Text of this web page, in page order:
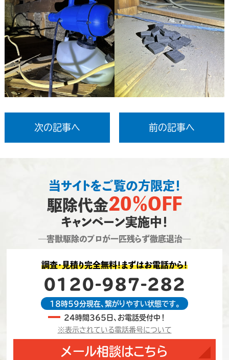
次の記事へ 前の記事へ
当サイトをご覧の方限定！
駆除代金20％OFF
キャンペーン実施中！
―害獣駆除のプロが一匹残らず徹底退治―
調査・見積り完全無料！まずはお電話から！
0120-987-282
18時59分現在、繋がりやすい状態です。
24時間365日、お電話受付中！
※表示されている電話番号について
メール相談はこちら